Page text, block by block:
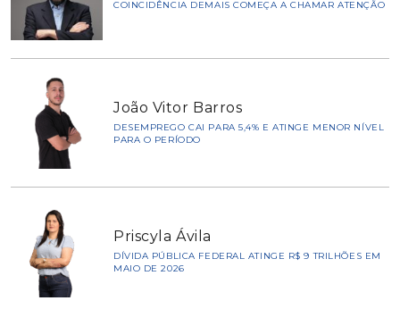
COINCIDÊNCIA DEMAIS COMEÇA A CHAMAR ATENÇÃO
João Vitor Barros
DESEMPREGO CAI PARA 5,4% E ATINGE MENOR NÍVEL
PARA O PERÍODO
Priscyla Ávila
DÍVIDA PÚBLICA FEDERAL ATINGE R$ 9 TRILHÕES EM
MAIO DE 2026